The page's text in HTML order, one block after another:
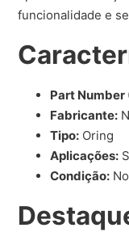
funcionalidade e
Part Number
Fabricante:
Tipo: Oring
Aplicações:
Condição: